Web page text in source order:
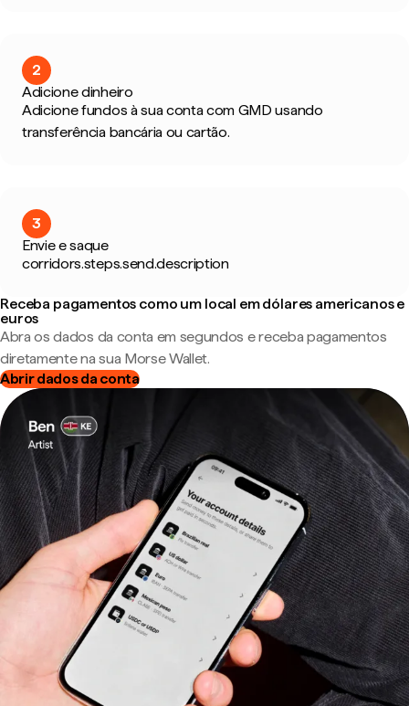
2
Adicione dinheiro
Adicione fundos à sua conta com GMD usando
transferência bancária ou cartão.
3
Envie e saque
corridors.steps.send.description
Receba pagamentos como um local em dólares americanos e
euros
Abra os dados da conta em segundos e receba pagamentos
diretamente na sua Morse Wallet.
Abrir dados da conta